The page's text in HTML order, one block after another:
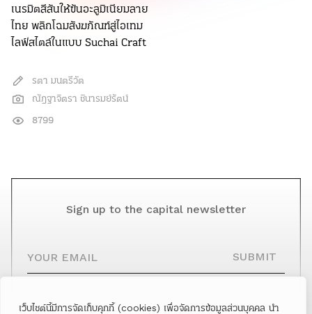
เว็บไซต์นี้มีการจัดเก็บคุกกี้ (cookies) เพื่อจัดการข้อมูลส่วนบุคคล นำ
เนรมิตสีสันให้ขันอะลูมิเนียมลาย
ไทย พลิกโฉมสังฆภัณฑ์สู่ไอเทม
ไลฟ์สไตล์ในแบบ Suchai Craft
รตา มนตรีวัต
ณัฎฐาจิตรา ชินารมย์รัตน์
8799
Sign up to the capital newsletter
SUBMIT